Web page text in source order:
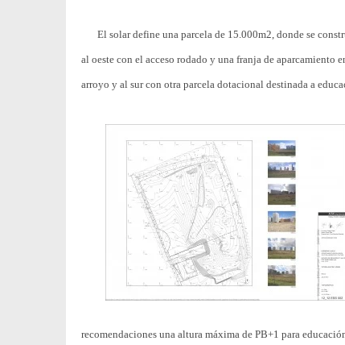
El solar define una parcela de 15.000m2, donde se
al oeste con el acceso rodado y una franja de aparcamiento
arroyo y al sur con otra parcela dotacional destinada a
recomendaciones una altura máxima de PB+1 para